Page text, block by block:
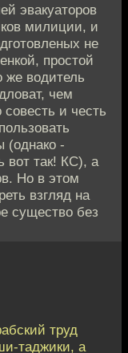
эвакуаторов
милиции, и
не
простой
же водитель
чем
и честь
(однако -
вот так! КС), а
Но в этом
взгляд на
существо без
труд
таджики, а